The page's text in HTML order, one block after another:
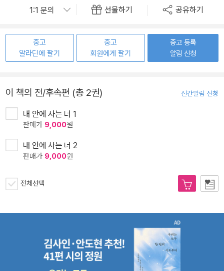
선물하기 공유하기
중고
알라딘에 팔기
중고
회원에게 팔기
중고 등록
알림 신청
이 책의 전/후속편 (총 2권) 신간알림 신청
내 안에 사는 너 1
판매가 9,000원
내 안에 사는 너 2
판매가 9,000원
전체선택